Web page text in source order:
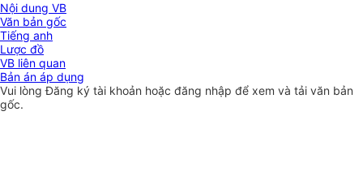
Nội dung VB
Văn bản gốc
Tiếng anh
Lược đồ
VB liên quan
Bản án áp dụng
Vui lòngĐăng ký tài khoản hoặc đăng nhập để xem và tải văn bản
gốc.